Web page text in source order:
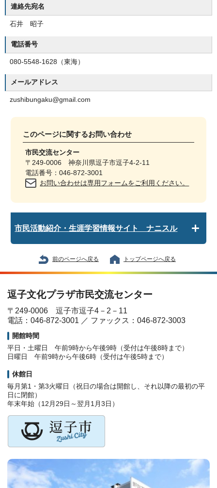
連絡先宛名
石井 昭子
電話番号
080-5548-1628（東海）
メールアドレス
zushibungaku@gmail.com
このページに関するお問い合わせ
市民交流センター
〒249-0006 神奈川県逗子市逗子4-2-11
電話番号：046-872-3001
お問い合わせは専用フォームをご利用ください。
市民活動紹介・生涯学習情報サイト ナニスル
前のページへ戻る トップページへ戻る
逗子文化プラザ市民交流センター
〒249-0006 逗子市逗子4－2－11
電話：046-872-3001 ／ ファックス：046-872-3003
開館時間
平日・土曜日 午前9時から午後9時（受付は午後8時まで）
日曜日 午前9時から午後6時（受付は午後5時まで）
休館日
毎月第1・第3火曜日（祝日の場合は開館し、それ以降の最初の平
日に閉館）
年末年始（12月29日～翌月1月3日）